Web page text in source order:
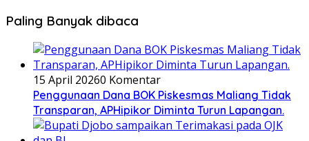
Paling Banyak dibaca
15 April 20260 Komentar
Penggunaan Dana BOK Piskesmas Maliang Tidak
Transparan, APHipikor Diminta Turun Lapangan.